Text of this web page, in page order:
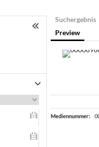
Suchergebnis
Preview
Mediennummer: